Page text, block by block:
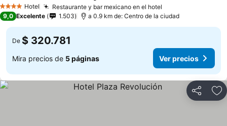
4 EstrellasHotel Restaurante y bar mexicano en el hotel
9,0 Excelente 1.503 a 0.9 km de: Centro de la ciudad
De $ 320.781
Mira precios de 5 páginas Ver precios
Compartir